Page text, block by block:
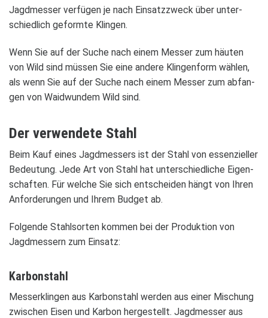
Jagd­mes­ser ver­fü­gen je nach Ein­satz­zweck über unter­
schied­lich geformte Klin­gen.
Wenn Sie auf der Suche nach einem Mes­ser zum häu­ten
von Wild sind müs­sen Sie eine andere Klin­gen­form wäh­len,
als wenn Sie auf der Suche nach einem Mes­ser zum abfan­
gen von Waid­wun­dem Wild sind.
Der ver­wen­dete Stahl
Beim Kauf eines Jagd­mes­sers ist der Stahl von essen­zi­el­ler
Bedeu­tung. Jede Art von Stahl hat unter­schied­li­che Eigen­
schaf­ten. Für wel­che Sie sich ent­schei­den hängt von Ihren
Anfor­de­run­gen und Ihrem Bud­get ab.
Fol­gende Stahl­sor­ten kom­men bei der Pro­duk­tion von
Jagd­mes­sern zum Ein­satz:
Kar­bon­stahl
Mes­ser­klin­gen aus Kar­bon­stahl wer­den aus einer Mischung
zwi­schen Eisen und Kar­bon her­ge­stellt. Jagd­mes­ser aus